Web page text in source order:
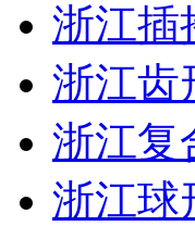
浙江插
浙江齿
浙江复
浙江球